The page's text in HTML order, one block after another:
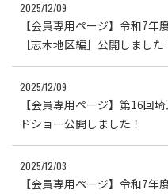
2025/12/09
【会員専用ページ】令和7
［志木地区編］公開しました
2025/12/09
【会員専用ページ】第16回
ドショー公開しました！
2025/12/03
【会員専用ページ】令和7